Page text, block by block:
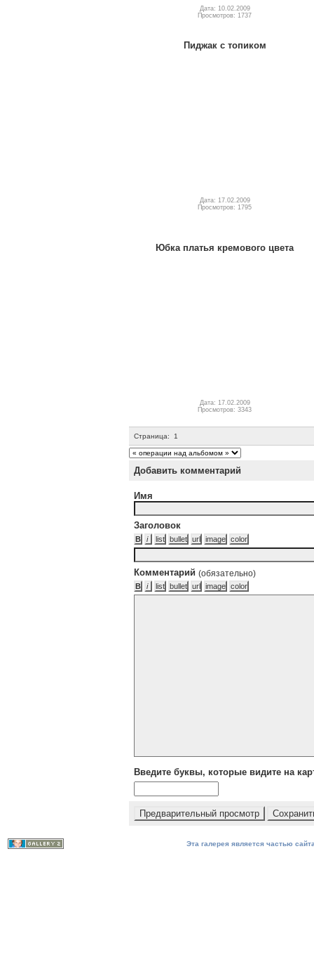
Дата: 10.02.2009
Просмотров: 1737
Пиджак с топиком
Дата: 17.02.2009
Просмотров: 1795
Юбка платья кремового цвета
Дата: 17.02.2009
Просмотров: 3343
Страница: 1
Добавить комментарий
Имя
Заголовок
Комментарий (обязательно)
Введите буквы, которые видите на
Эта галерея является частью